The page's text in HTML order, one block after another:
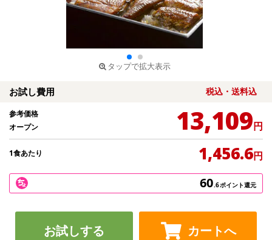
タップで拡大表示
お試し費用 税込・送料込
参考価格
オープン
13,109円
1食あたり 1,456.6円
60.6ポイント還元
お試しする カートへ